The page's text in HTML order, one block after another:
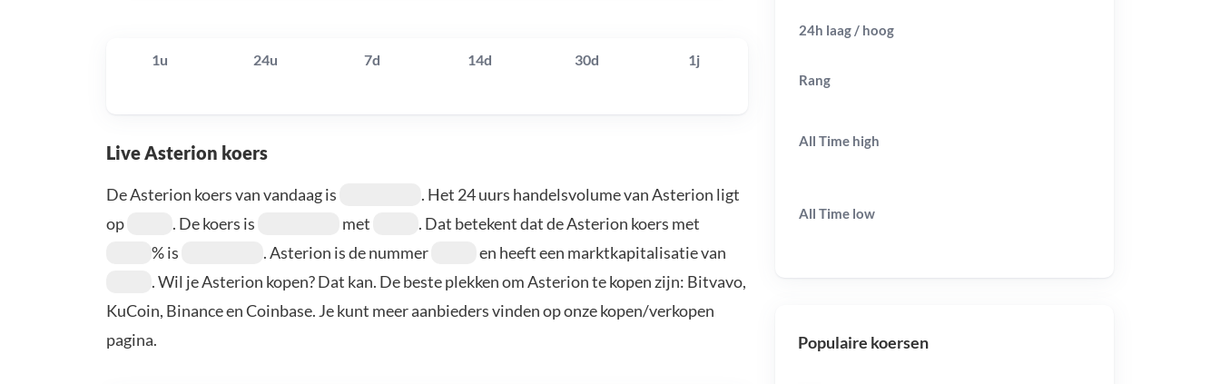
1u 24u 7d 14d 30d 1j
Live Asterion koers
De Asterion koers van vandaag is
. Het 24 uurs handelsvolume van Asterion ligt
op
. De koers is met
. Dat betekent dat de Asterion koers met
% is
. Asterion is de nummer
en heeft een marktkapitalisatie van
. Wil je Asterion kopen? Dat kan. De beste plekken om Asterion te kopen zijn: Bitvavo,
KuCoin, Binance en Coinbase. Je kunt meer aanbieders vinden op onze kopen/verkopen
pagina.
24h laag / hoog
Rang
All Time high
All Time low
Populaire koersen